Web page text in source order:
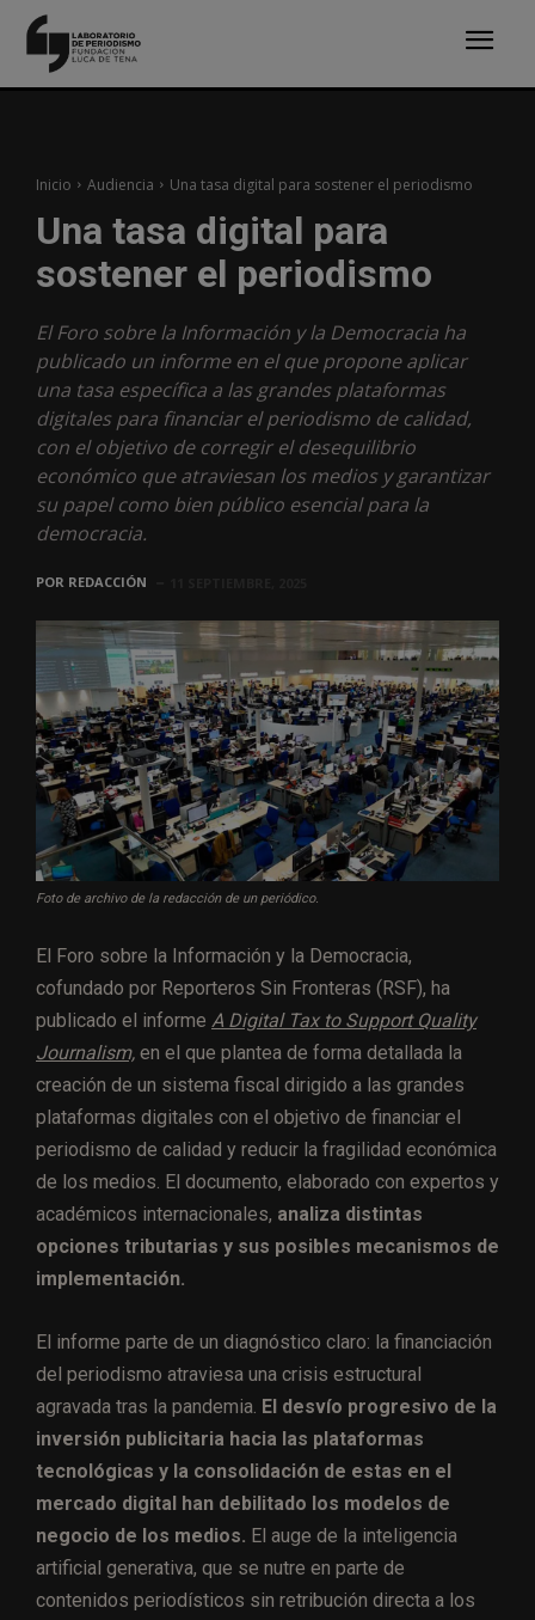
Inicio Audiencia Una tasa digital para sostener el periodismo
Una tasa digital para
sostener el periodismo
El Foro sobre la Información y la Democracia ha
publicado un informe en el que propone aplicar
una tasa específica a las grandes plataformas
digitales para financiar el periodismo de calidad,
con el objetivo de corregir el desequilibrio
económico que atraviesan los medios y garantizar
su papel como bien público esencial para la
democracia.
POR REDACCIÓN
Foto de archivo de la redacción de un periódico.
El Foro sobre la Información y la Democracia,
cofundado por Reporteros Sin Fronteras (RSF), ha
publicado el informe A Digital Tax to Support Quality
Journalism, en el que plantea de forma detallada la
creación de un sistema fiscal dirigido a las grandes
plataformas digitales con el objetivo de financiar el
periodismo de calidad y reducir la fragilidad económica
de los medios. El documento, elaborado con expertos y
académicos internacionales, analiza distintas
opciones tributarias y sus posibles mecanismos de
implementación.
El informe parte de un diagnóstico claro: la financiación
del periodismo atraviesa una crisis estructural
agravada tras la pandemia. El desvío progresivo de la
inversión publicitaria hacia las plataformas
tecnológicas y la consolidación de estas en el
mercado digital han debilitado los modelos de
negocio de los medios. El auge de la inteligencia
artificial generativa, que se nutre en parte de
contenidos periodísticos sin retribución directa a los